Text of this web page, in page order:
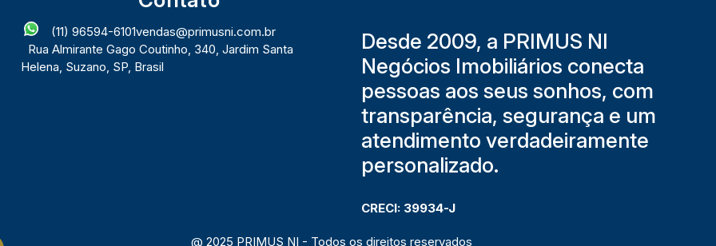
(11) 96594-6101vendas@primusni.com.br
Rua Almirante Gago Coutinho, 340, Jardim Santa
Helena, Suzano, SP, Brasil
Desde 2009, a PRIMUS NI
Negócios Imobiliários conecta
pessoas aos seus sonhos, com
transparência, segurança e um
atendimento verdadeiramente
personalizado.
CRECI: 39934-J
@ 2025 PRIMUS NI - Todos os direitos reservados